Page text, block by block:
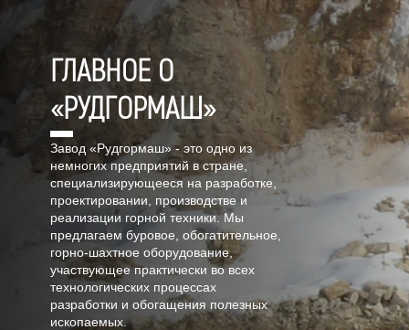
ГЛАВНОЕ О
«РУДГОРМАШ»
Завод «Рудгормаш» - это одно из
немногих предприятий в стране,
специализирующееся на разработке,
проектировании, производстве и
реализации горной техники. Мы
предлагаем буровое, обогатительное,
горно-шахтное оборудование,
участвующее практически во всех
технологических процессах
разработки и обогащения полезных
ископаемых.